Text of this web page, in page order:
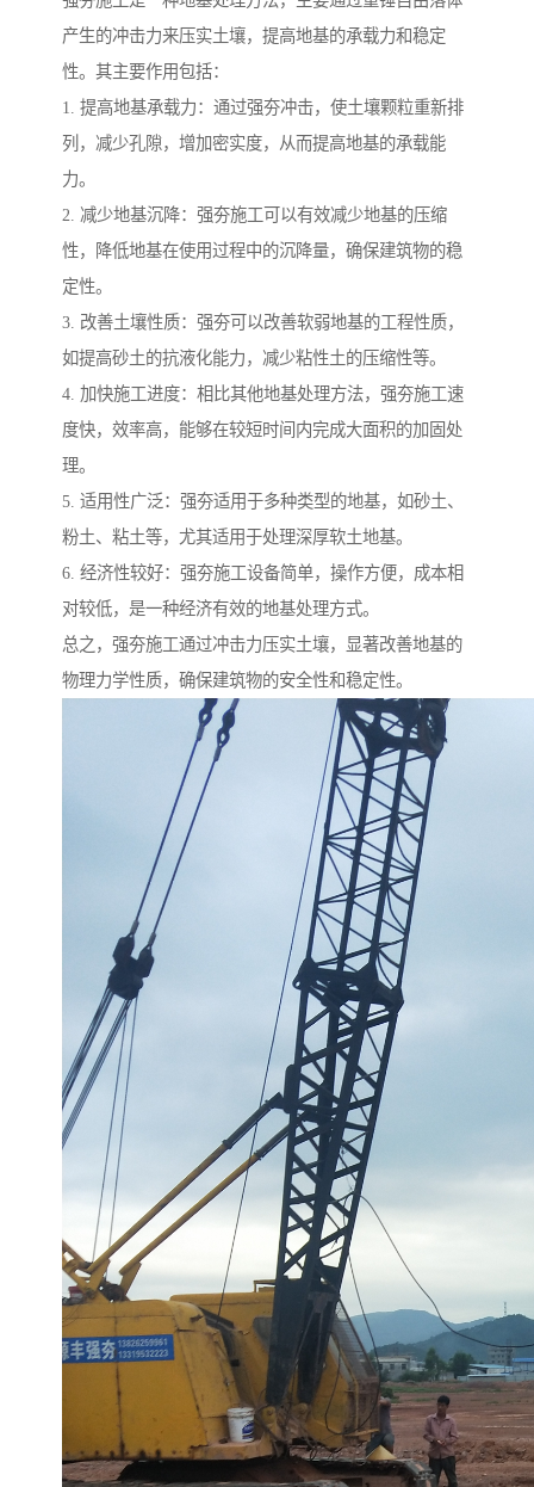
产生的冲击力来压实土壤，提高地基的承载力和稳定
性。其主要作用包括：
1. 提高地基承载力：通过强夯冲击，使土壤颗粒重新排
列，减少孔隙，增加密实度，从而提高地基的承载能
力。
2. 减少地基沉降：强夯施工可以有效减少地基的压缩
性，降低地基在使用过程中的沉降量，确保建筑物的稳
定性。
3. 改善土壤性质：强夯可以改善软弱地基的工程性质，
如提高砂土的抗液化能力，减少粘性土的压缩性等。
4. 加快施工进度：相比其他地基处理方法，强夯施工速
度快，效率高，能够在较短时间内完成大面积的加固处
理。
5. 适用性广泛：强夯适用于多种类型的地基，如砂土、
粉土、粘土等，尤其适用于处理深厚软土地基。
6. 经济性较好：强夯施工设备简单，操作方便，成本相
对较低，是一种经济有效的地基处理方式。
总之，强夯施工通过冲击力压实土壤，显著改善地基的
物理力学性质，确保建筑物的安全性和稳定性。